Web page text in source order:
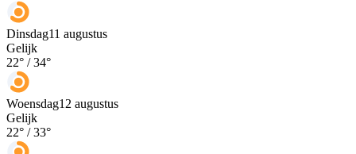
Dinsdag11 augustus
Gelijk
22° /34°
Woensdag12 augustus
Gelijk
22° /33°